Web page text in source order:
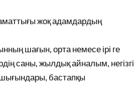
жоқ адамдардың
шағын, орта немесе ірі ге
саны, жылдық айналым, негізгі
бастапқы